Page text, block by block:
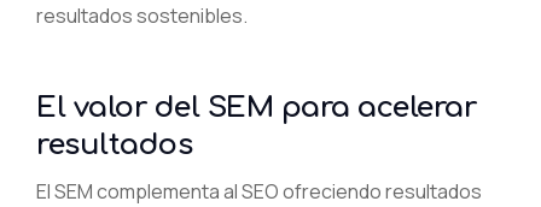
resultados sostenibles.
El valor del SEM para acelerar
resultados
El SEM complementa al SEO ofreciendo resultados